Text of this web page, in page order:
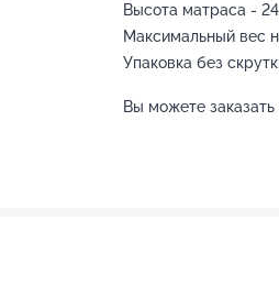
Высота матраса -
Максимальный вес
Упаковка без
Вы можете